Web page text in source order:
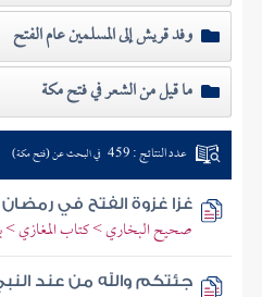
وفد قريش إلى المسلمين عام الفتح
ما قيل من الشعر في فتح مكة
عدد النتائج : 459 في البحث عن (فتح مكة)
غزا غزوة الفتح في رمضان
صحيح البخاري > كتاب المغازي >
جئتكم والله من عند